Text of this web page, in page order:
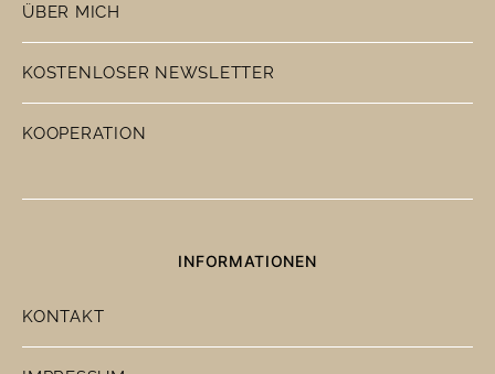
ÜBER MICH
KOSTENLOSER NEWSLETTER
KOOPERATION
INFORMATIONEN
KONTAKT